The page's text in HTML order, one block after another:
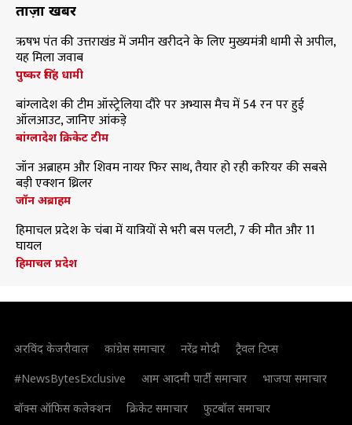
ताज़ा खबरें
ऋषभ पंत की उत्तराखंड में जमीन खरीदने के लिए मुख्यमंत्री धामी से अपील,
यह मिला जवाब
पुष्कर सिंह धामी
बांग्लादेश की टीम ऑस्ट्रेलिया दौरे पर अभ्यास मैच में 54 रन पर हुई
ऑलआउट, जानिए आंकड़े
बांग्लादेश क्रिकेट टीम
जॉन अब्राहम और शिवम नायर फिर साथ, तैयार हो रही करियर की सबसे
बड़ी एक्शन थ्रिलर
जॉन अब्राहम
हिमाचल प्रदेश के चंबा में यात्रियों से भरी बस पलटी, 7 की मौत और 11
घायल
हिमाचल प्रदेश
अरविंद केजरीवाल कांग्रेस समाचार नरेंद्र मोदी
ट्रैवल टिप्स
#NewsBytesExclusive
आम आदमी पार्टी समाचार
भाजपा समाचार
बॉक्स ऑफिस कलेक्शन
क्रिकेट समाचार फुटबॉल समाचार